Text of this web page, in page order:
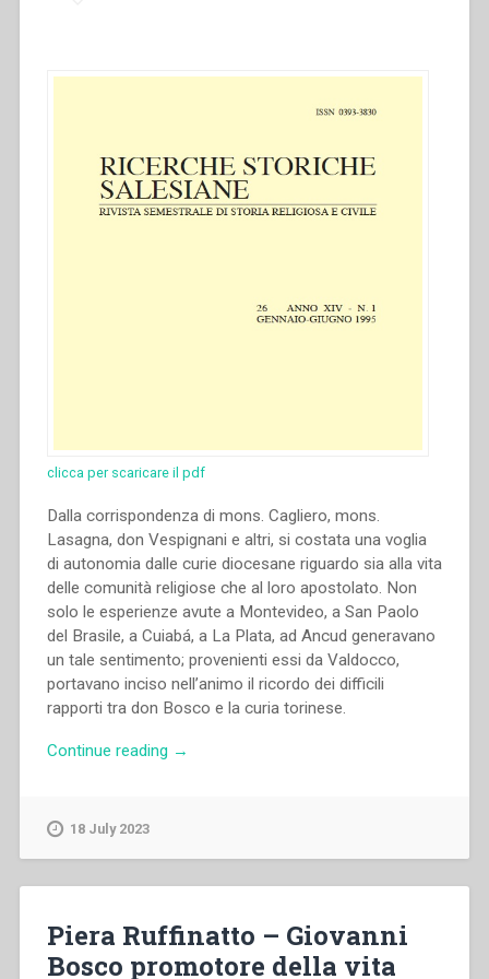
clicca per scaricare il pdf
Dalla corrispondenza di mons. Cagliero, mons.
Lasagna, don Vespignani e altri, si costata una voglia
di autonomia dalle curie diocesane riguardo sia alla vita
delle comunità religiose che al loro apostolato. Non
solo le esperienze avute a Montevideo, a San Paolo
del Brasile, a Cuiabá, a La Plata, ad Ancud generavano
un tale sentimento; provenienti essi da Valdocco,
portavano inciso nell’animo il ricordo dei difficili
rapporti tra don Bosco e la curia torinese.
Continue reading “Antonio
e
mito
→
18 July 2023
Piera Ruffinatto – Giovanni
Bosco promotore della vita